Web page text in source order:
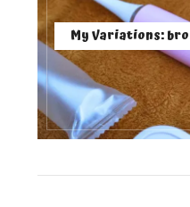
My Variations: